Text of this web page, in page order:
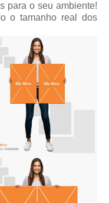
para o seu ambiente!
o tamanho real dos